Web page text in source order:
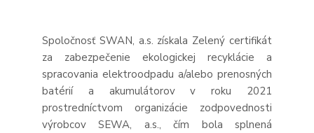
Spoločnosť SWAN, a.s. získala Zelený certifikát
za zabezpečenie ekologickej recyklácie a
spracovania elektroodpadu a/alebo prenosných
batérií a akumulátorov v roku 2021
prostredníctvom organizácie zodpovednosti
výrobcov SEWA, a.s., čím bola splnená